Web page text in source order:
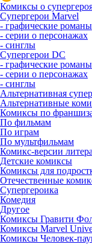
Комиксы о
Супергерои Marvel
- графические романы
- серии о персонажах
- синглы
Супергерои DC
- графические романы
- серии о персонажах
- синглы
Альтернативная
Альтернативные
Комиксы по
По фильмам
По играм
По мультфильмам
Комикс-версии
Детские комиксы
Комиксы для
Отечественные
Супергероика
Комедия
Другое
Комиксы Гравити
Комиксы Marvel
Комиксы Человек-